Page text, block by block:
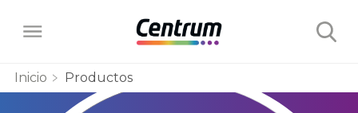
Inicio Productos